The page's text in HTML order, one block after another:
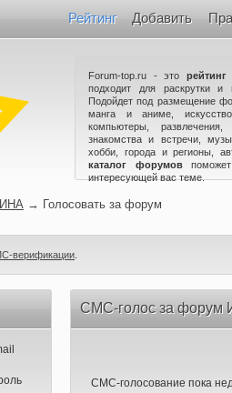
Рейтинг Добавить
Forum-top.ru - это
подходит для раскрутки и
Подойдет под размещение
манга и аниме,
компьютеры,
знакомства и встречи,
хобби, города и регионы,
каталог форумов
интересующей вас теме.
→ Голосовать за форум
верификации
СМС-голос за
СМС-голосование пока